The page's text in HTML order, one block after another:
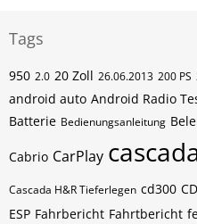
Tags
950 2.0 20 Zoll 26.06.2013 200 PS
android auto Android Radio
Batterie Bedienungsanleitung
Cabrio CarPlay
Cascada H&R Tieferlegen cd300
ESP Fahrbericht Fahrtbericht